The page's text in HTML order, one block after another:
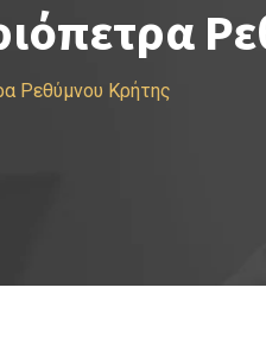
Ρεθύμνου Κρήτης